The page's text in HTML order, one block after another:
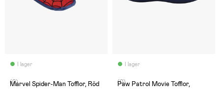
I lager
(0)
Marvel Spider-Man Tofflor, Röd
I lager
(0)
Paw Patrol Movie Tofflor,